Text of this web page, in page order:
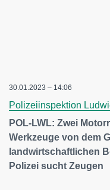
30.01.2023 – 14:06
Polizeiinspektion
POL-LWL: Zwei
Werkzeuge von dem
landwirtschaftlichen
Polizei sucht Zeugen